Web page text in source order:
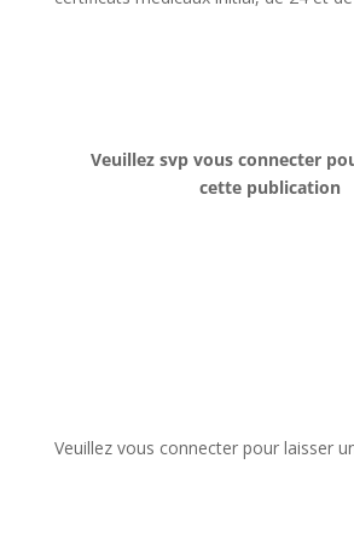
Veuillez svp vous connecter
cette publication
Veuillez vous connecter pour laisser